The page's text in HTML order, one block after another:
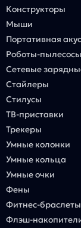
Конструкторы
Мыши
Портативная
Роботы-пылесосы
Сетевые
Стайлеры
Стилусы
ТВ-приставки
Трекеры
Умные колонки
Умные кольца
Умные очки
Фены
Фитнес-браслеты
Флэш-